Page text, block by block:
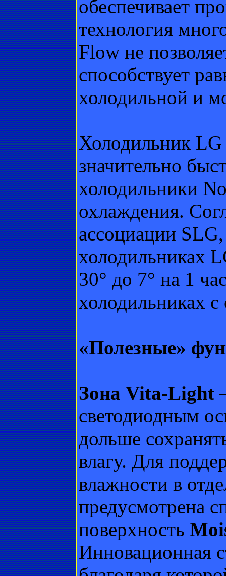
обеспечивает
технология
Flow не
способствует
холодильной и
Холодильник
значительно
холодильники
охлаждения.
ассоциации
холодильниках
30° до 7° на 1
холодильниках
«Полезные»
Зона Vita-Light
светодиодным
дольше
влагу. Для
влажности в
предусмотрена
поверхность
Инновационная